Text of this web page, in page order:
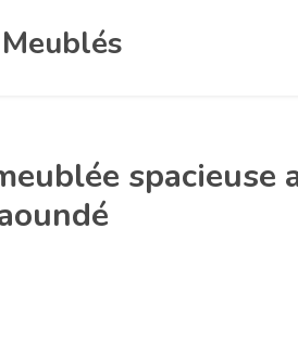
spacieuse